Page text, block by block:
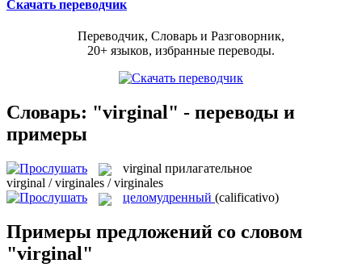
Скачать переводчик
Переводчик, Словарь и Разговорник,
20+ языков, избранные переводы.
Словарь: "virginal" - переводы и
примеры
virginal прилагательное
virginal / virginales / virginales
целомудренный (calificativo)
Примеры предложений со словом
"virginal"